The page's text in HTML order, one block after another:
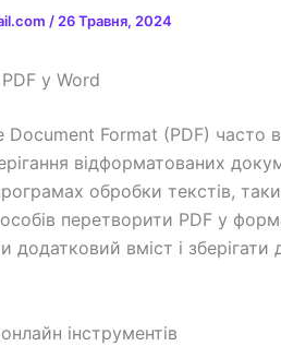
/ 26 Травня, 2024
у Word
Format (PDF) часто
відформатованих
обробки текстів,
перетворити PDF у
додатковий вміст і
інструментів